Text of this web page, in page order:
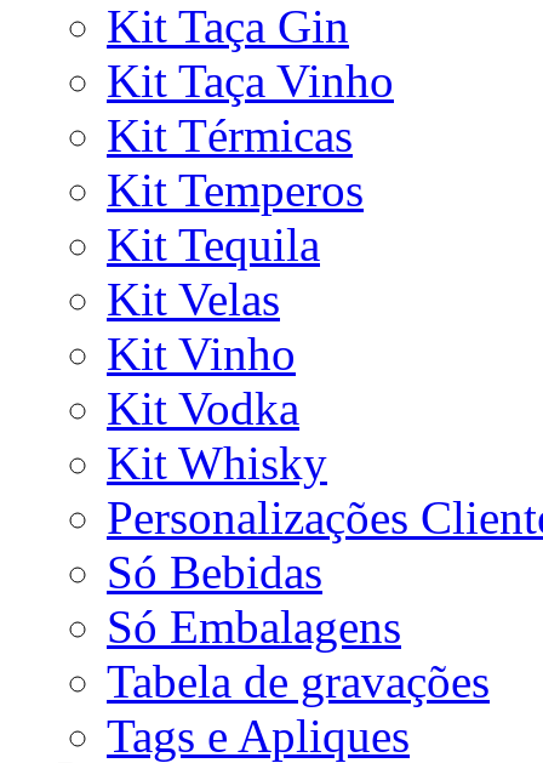
Kit Taça Gin
Kit Taça Vinho
Kit Térmicas
Kit Temperos
Kit Tequila
Kit Velas
Kit Vinho
Kit Vodka
Kit Whisky
Personalizações
Só Bebidas
Só Embalagens
Tabela de gravações
Tags e Apliques